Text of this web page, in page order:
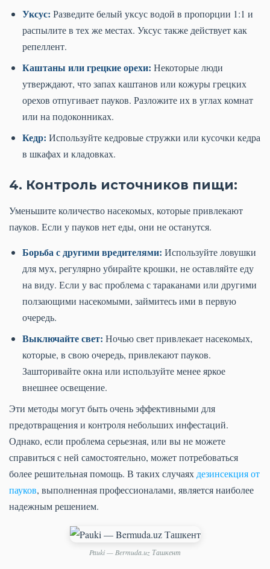
Уксус: Разведите белый уксус водой в пропорции 1:1 и
распылите в тех же местах. Уксус также действует как
репеллент.
Каштаны или грецкие орехи: Некоторые люди
утверждают, что запах каштанов или кожуры грецких
орехов отпугивает пауков. Разложите их в углах комнат
или на подоконниках.
Кедр: Используйте кедровые стружки или кусочки кедра
в шкафах и кладовках.
4. Контроль источников пищи:
Уменьшите количество насекомых, которые привлекают
пауков. Если у пауков нет еды, они не останутся.
Борьба с другими вредителями: Используйте ловушки
для мух, регулярно убирайте крошки, не оставляйте еду
на виду. Если у вас проблема с тараканами или другими
ползающими насекомыми, займитесь ими в первую
очередь.
Выключайте свет: Ночью свет привлекает насекомых,
которые, в свою очередь, привлекают пауков.
Зашторивайте окна или используйте менее яркое
внешнее освещение.
Эти методы могут быть очень эффективными для
предотвращения и контроля небольших инфестаций.
Однако, если проблема серьезная, или вы не можете
справиться с ней самостоятельно, может потребоваться
более решительная помощь. В таких случаяхдезинсекция от
пауков, выполненная профессионалами, является наиболее
надежным решением.
Pauki — Bermuda.uz Ташкент